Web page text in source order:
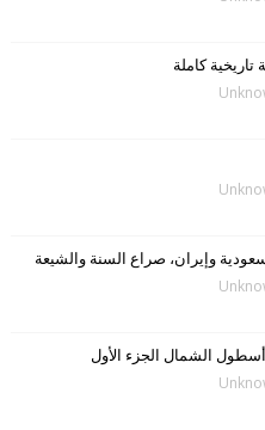
تاريخية كاملة
وإيران، صراع السنة والشيعة
الشمال الجزء الأول